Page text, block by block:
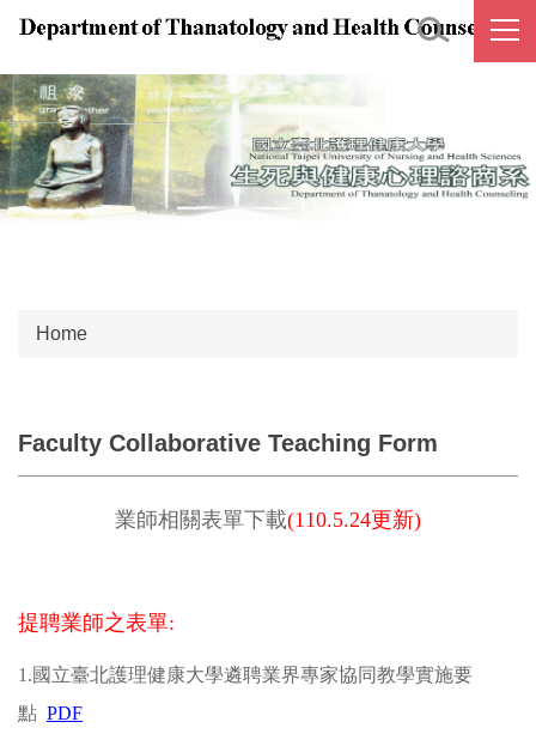
Jump
the
main
content
block
Home
Faculty Collaborative Teaching Form
業師相關表單下載(110.5.24更新)
提聘業師之表單:
1.國立臺北護理健康大學遴聘業界專家協同教學實施要
點 PDF